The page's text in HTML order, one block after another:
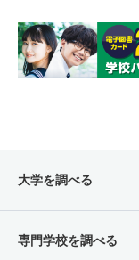
大学を調べる
専門学校を調べる